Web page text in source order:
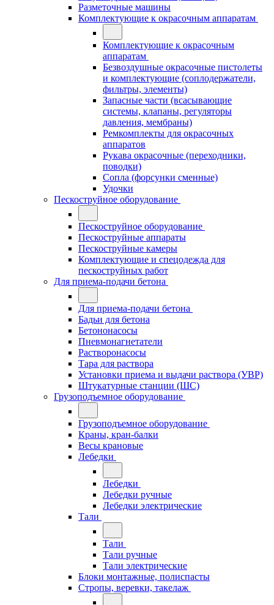
Разметочные машины
Комплектующие к окрасочным аппаратам
Комплектующие к окрасочным
аппаратам
Безвоздушные окрасочные пистолеты
и комплектующие (соплодержатели,
фильтры, элементы)
Запасные части (всасывающие
системы, клапаны, регуляторы
давления, мембраны)
Ремкомплекты для окрасочных
аппаратов
Рукава окрасочные (переходники,
поводки)
Сопла (форсунки сменные)
Удочки
Пескоструйное оборудование
Пескоструйное оборудование
Пескоструйные аппараты
Пескоструйные камеры
Комплектующие и спецодежда для
пескоструйных работ
Для приема-подачи бетона
Для приема-подачи бетона
Бадьи для бетона
Бетононасосы
Пневмонагнетатели
Растворонасосы
Тара для раствора
Установки приема и выдачи раствора (УВР)
Штукатурные станции (ШС)
Грузоподъемное оборудование
Грузоподъемное оборудование
Краны, кран-балки
Весы крановые
Лебедки
Лебедки
Лебедки ручные
Лебедки электрические
Тали
Тали
Тали ручные
Тали электрические
Блоки монтажные, полиспасты
Стропы, веревки, такелаж